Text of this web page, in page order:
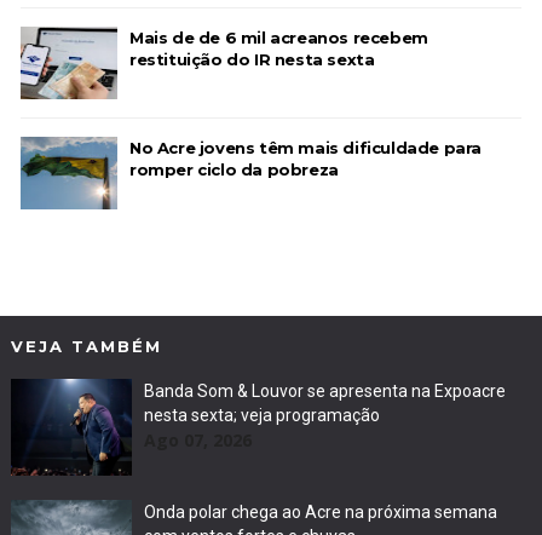
Mais de de 6 mil acreanos recebem
restituição do IR nesta sexta
No Acre jovens têm mais dificuldade para
romper ciclo da pobreza
VEJA TAMBÉM
Banda Som & Louvor se apresenta na Expoacre
nesta sexta; veja programação
Onda polar chega ao Acre na próxima semana